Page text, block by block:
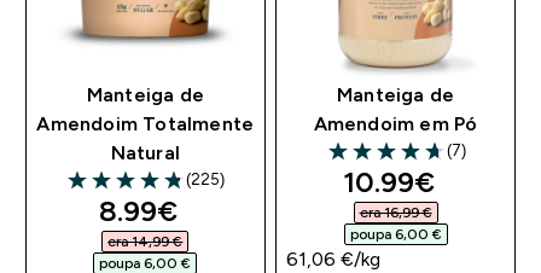
Manteiga de
Amendoim Totalmente
Natural
4.8 out of 5 stars
(225)
discounted price
8.99€‎
era 14,99 €‎
poupa 6,00 €‎
Manteiga de
Amendoim em Pó
4.71 out of 5 stars
(7)
discounted
10.99€‎
era 16,99 €‎
poupa 6,00 €‎
61,06 €‎/kg